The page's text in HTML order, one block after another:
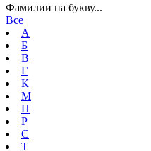
Фамилии на букву...
Все
А
Б
В
Г
К
М
П
Р
С
Т